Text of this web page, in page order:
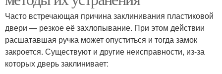
Часто встречающая причина заклинивания пластиковой
двери — резкое её захлопывание. При этом действии
расшатавшая ручка может опуститься и тогда замок
закроется. Существуют и другие неисправности, из-за
которых дверь заклинивает: